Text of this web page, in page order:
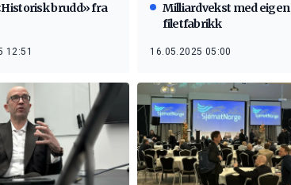
brudd» fra
12:51
Milliardvekst med eigen
filetfabrikk
16.05.2025 05:00